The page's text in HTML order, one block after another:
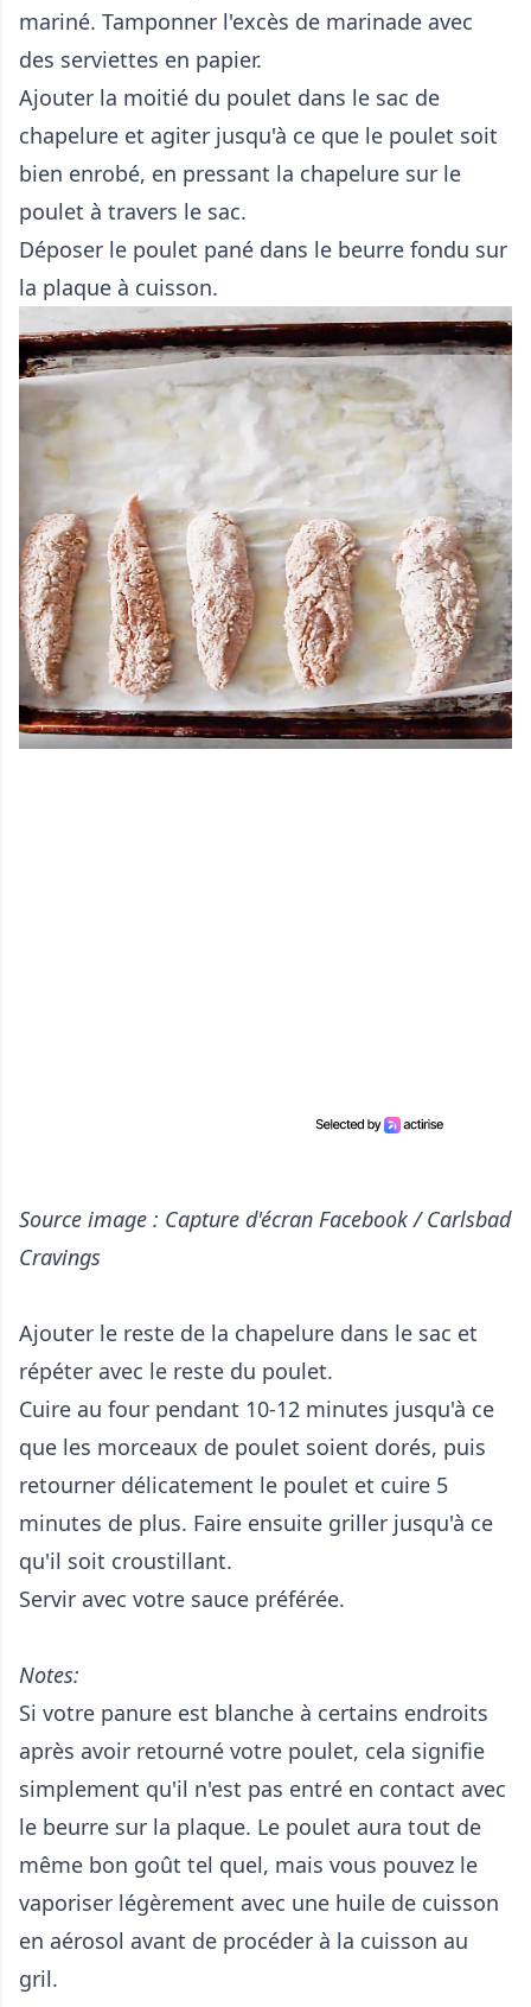
mariné. Tamponner l'excès de marinade avec
des serviettes en papier.
Ajouter la moitié du poulet dans le sac de
chapelure et agiter jusqu'à ce que le poulet soit
bien enrobé, en pressant la chapelure sur le
poulet à travers le sac.
Déposer le poulet pané dans le beurre fondu sur
la plaque à cuisson.
Source image : Capture d'écran Facebook / Carlsbad
Cravings
Ajouter le reste de la chapelure dans le sac et
répéter avec le reste du poulet.
Cuire au four pendant 10-12 minutes jusqu'à ce
que les morceaux de poulet soient dorés, puis
retourner délicatement le poulet et cuire 5
minutes de plus. Faire ensuite griller jusqu'à ce
qu'il soit croustillant.
Servir avec votre sauce préférée.
Notes:
Si votre panure est blanche à certains endroits
après avoir retourné votre poulet, cela signifie
simplement qu'il n'est pas entré en contact avec
le beurre sur la plaque. Le poulet aura tout de
même bon goût tel quel, mais vous pouvez le
vaporiser légèrement avec une huile de cuisson
en aérosol avant de procéder à la cuisson au
gril.